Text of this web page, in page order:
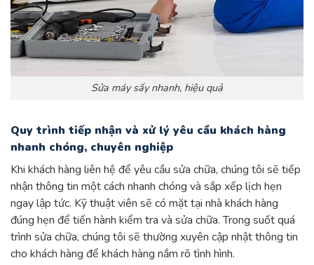
Sửa máy sấy nhanh, hiệu quả
Quy trình tiếp nhận và xử lý yêu cầu khách hàng
nhanh chóng, chuyên nghiệp
Khi khách hàng liên hệ để yêu cầu sửa chữa, chúng tôi sẽ tiếp
nhận thông tin một cách nhanh chóng và sắp xếp lịch hẹn
ngay lập tức. Kỹ thuật viên sẽ có mặt tại nhà khách hàng
đúng hẹn để tiến hành kiểm tra và sửa chữa. Trong suốt quá
trình sửa chữa, chúng tôi sẽ thường xuyên cập nhật thông tin
cho khách hàng để khách hàng nắm rõ tình hình.